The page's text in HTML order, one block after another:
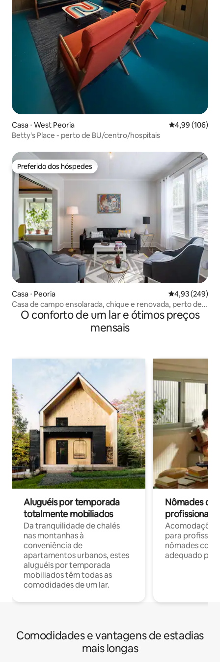
Casa ⋅ West Peoria 4,99 de uma
4,99 (106)
Betty's Place - perto de BU/centro/hospitais
Preferido dos hóspedes
Preferido dos hóspedes
Casa ⋅ Peoria 4,93 de uma
4,93 (249)
Casa de campo ensolarada, chique e renovada, perto de
tudo
O conforto de um lar e ótimos preços
mensais
Aluguéis por temporada
totalmente mobiliados
Da tranquilidade de chalés
nas montanhas à
conveniência de
apartamentos urbanos, estes
aluguéis por temporada
mobiliados têm todas as
comodidades de um lar.
Nômades
profissionais
para
nômades com
adequado
Comodidades e vantagens de estadias
mais longas